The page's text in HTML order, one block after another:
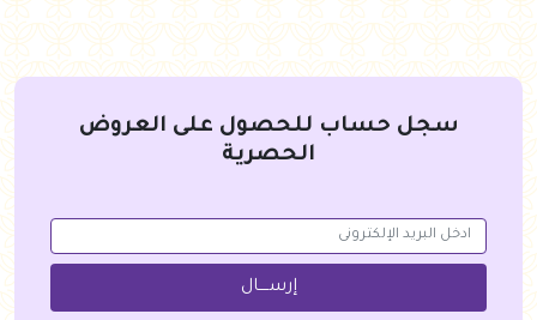
سجل حساب للحصول على العروض
الحصرية
إرســــال